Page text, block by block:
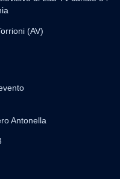
(AV)
Antonella